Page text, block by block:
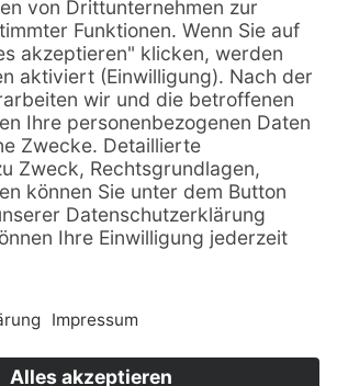
Rechte vorbehalten · 2026